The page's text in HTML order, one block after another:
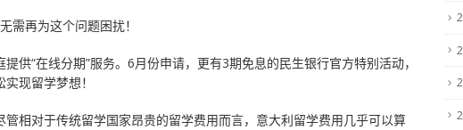
需再为这个问题困扰！
供“在线分期”服务。6月份申请，更有3期免息的民生银行官方特别活动，
现留学梦想！
相对于传统留学国家昂贵的留学费用而言，意大利留学费用几乎可以算